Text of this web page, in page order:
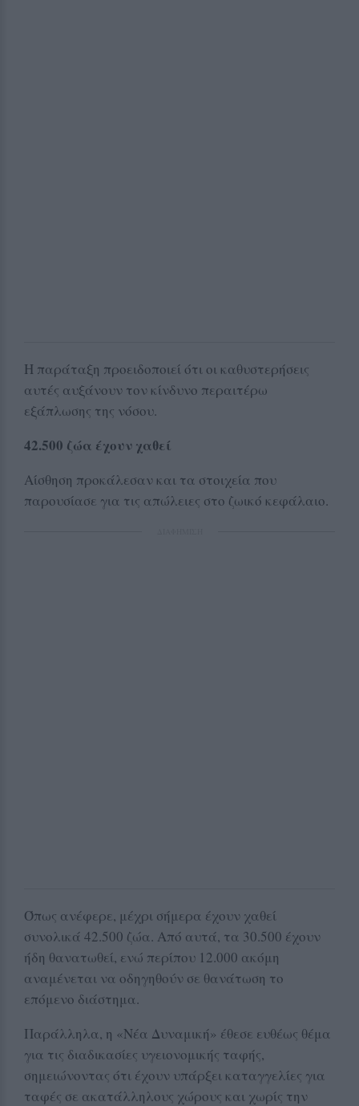
Η παράταξη προειδοποιεί ότι οι καθυστερήσεις
αυτές αυξάνουν τον κίνδυνο περαιτέρω
εξάπλωσης της νόσου.
42.500 ζώα έχουν χαθεί
Αίσθηση προκάλεσαν και τα στοιχεία που
παρουσίασε για τις απώλειες στο ζωικό κεφάλαιο.
Όπως ανέφερε, μέχρι σήμερα έχουν χαθεί
συνολικά 42.500 ζώα. Από αυτά, τα 30.500 έχουν
ήδη θανατωθεί, ενώ περίπου 12.000 ακόμη
αναμένεται να οδηγηθούν σε θανάτωση το
επόμενο διάστημα.
Παράλληλα, η «Νέα Δυναμική» έθεσε ευθέως θέμα
για τις διαδικασίες υγειονομικής ταφής,
σημειώνοντας ότι έχουν υπάρξει καταγγελίες για
ταφές σε ακατάλληλους χώρους και χωρίς την